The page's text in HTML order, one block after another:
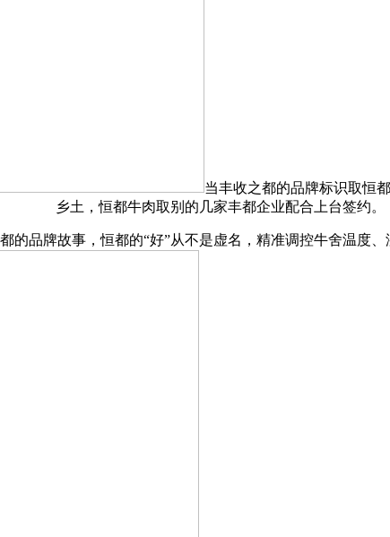
当丰收之都的品牌标识取恒
乡土，恒都牛肉取别的几家丰都企业配合上台签约。
品牌故事，恒都的“好”从不是虚名，精准调控牛舍温度、